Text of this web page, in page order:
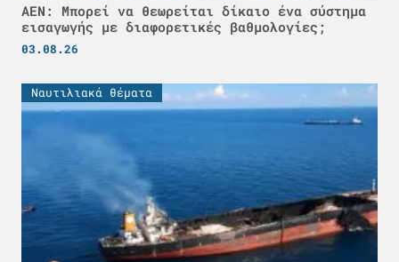
ΑΕΝ: Μπορεί να θεωρείται δίκαιο ένα σύστημα
εισαγωγής με διαφορετικές βαθμολογίες;
03.08.26
Ναυτιλιακά θέματα